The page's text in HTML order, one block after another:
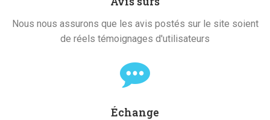
Nous nous assurons que les avis postés sur le site soient
de réels témoignages d'utilisateurs
Échange